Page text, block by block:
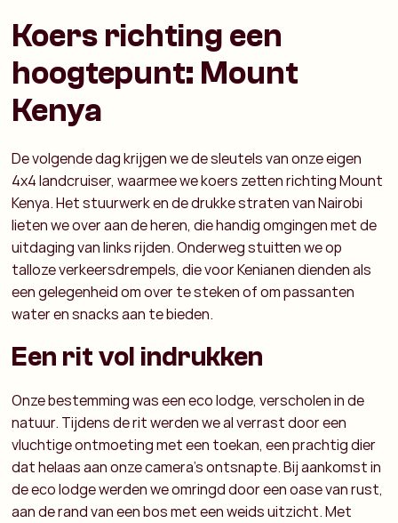
Koers richting een
hoogtepunt: Mount
Kenya
De volgende dag krijgen we de sleutels van onze eigen
4x4 landcruiser, waarmee we koers zetten richting Mount
Kenya. Het stuurwerk en de drukke straten van Nairobi
lieten we over aan de heren, die handig omgingen met de
uitdaging van links rijden. Onderweg stuitten we op
talloze verkeersdrempels, die voor Kenianen dienden als
een gelegenheid om over te steken of om passanten
water en snacks aan te bieden.
Een rit vol indrukken
Onze bestemming was een eco lodge, verscholen in de
natuur. Tijdens de rit werden we al verrast door een
vluchtige ontmoeting met een toekan, een prachtig dier
dat helaas aan onze camera's ontsnapte. Bij aankomst in
de eco lodge werden we omringd door een oase van rust,
aan de rand van een bos met een weids uitzicht. Met